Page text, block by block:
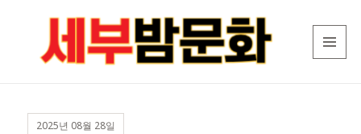
부
2025년 08월 28일